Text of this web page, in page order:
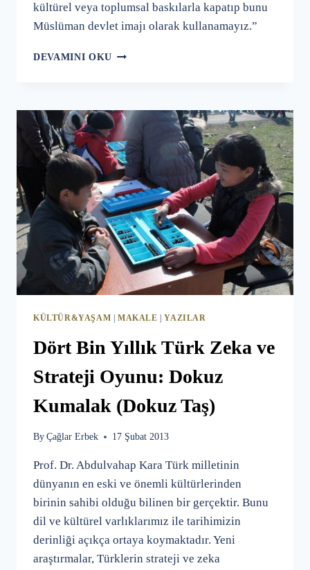
kültürel veya toplumsal baskılarla kapatıp bunu
Müslüman devlet imajı olarak kullanamayız.”
DEVAMINI OKU NURSULTAN
DEĞİLİZ.
GÖÇEBE
VE
TÜRKİ
BİR
HALKIZ."
KÜLTÜR&YAŞAM | MAKALE |YAZILAR
Dört Bin Yıllık Türk Zeka ve
Strateji Oyunu: Dokuz
Kumalak (Dokuz Taş)
By Çağlar Erbek 17 Şubat 2013
Prof. Dr. Abdulvahap Kara Türk milletinin
dünyanın en eski ve önemli kültürlerinden
birinin sahibi olduğu bilinen bir gerçektir. Bunu
dil ve kültürel varlıklarımız ile tarihimizin
derinliği açıkça ortaya koymaktadır. Yeni
araştırmalar, Türklerin strateji ve zeka